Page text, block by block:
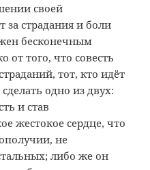
своей
за страдания и боли
бесконечным
от того, что совесть
тот, кто идёт
одно из двух:
и став
жестокое сердце, что
не
либо же он